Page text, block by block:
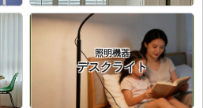
照明機器
デスクライト